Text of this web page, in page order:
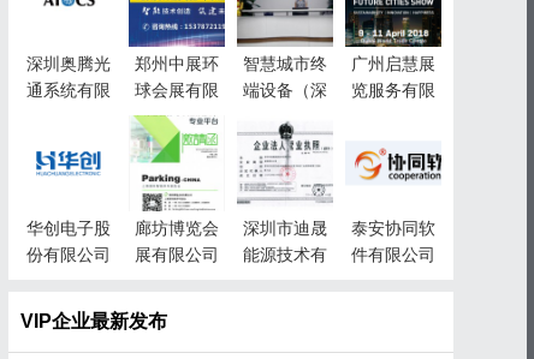
深圳奥腾光
通系统有限
郑州中展环
球会展有限
公司
智慧城市终
端设备（深
任公司
广州启慧展
览服务有限
华创电子股
份有限公司
廊坊博览会
展有限公司
深圳市迪晟
能源技术有
泰安协同软
件有限公司
VIP企业最新发布